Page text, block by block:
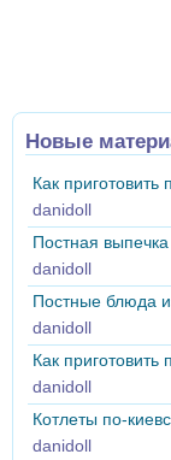
Новые
Как приготовить
danidoll
Постная выпечка
danidoll
Постные блюда
danidoll
Как
danidoll
Котлеты по-
danidoll